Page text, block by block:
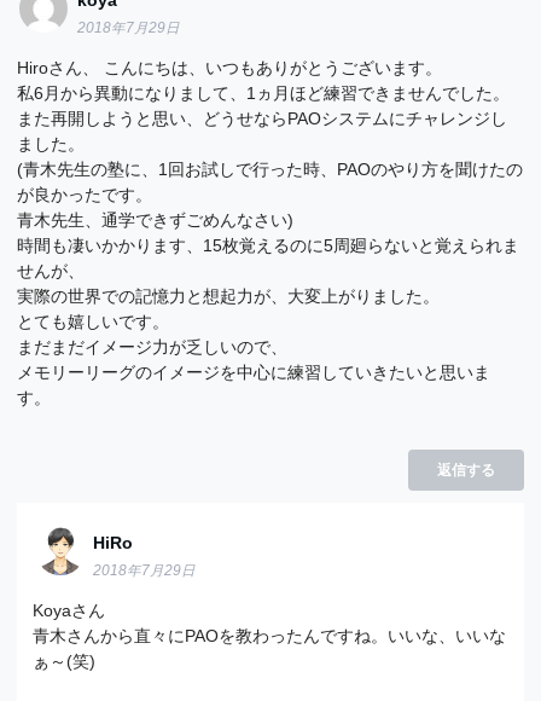
2018年7月29日
Hiroさん、 こんにちは、いつもありがとうございます。
私6月から異動になりまして、1ヵ月ほど練習できませんでした。
また再開しようと思い、どうせならPAOシステムにチャレンジし
ました。
(青木先生の塾に、1回お試しで行った時、PAOのやり方を聞けたの
が良かったです。
青木先生、通学できずごめんなさい)
時間も凄いかかります、15枚覚えるのに5周廻らないと覚えられま
せんが、
実際の世界での記憶力と想起力が、大変上がりました。
とても嬉しいです。
まだまだイメージ力が乏しいので、
メモリーリーグのイメージを中心に練習していきたいと思いま
す。
返信する
HiRo
2018年7月29日
Koyaさん
青木さんから直々にPAOを教わったんですね。いいな、いいな
ぁ～(笑)